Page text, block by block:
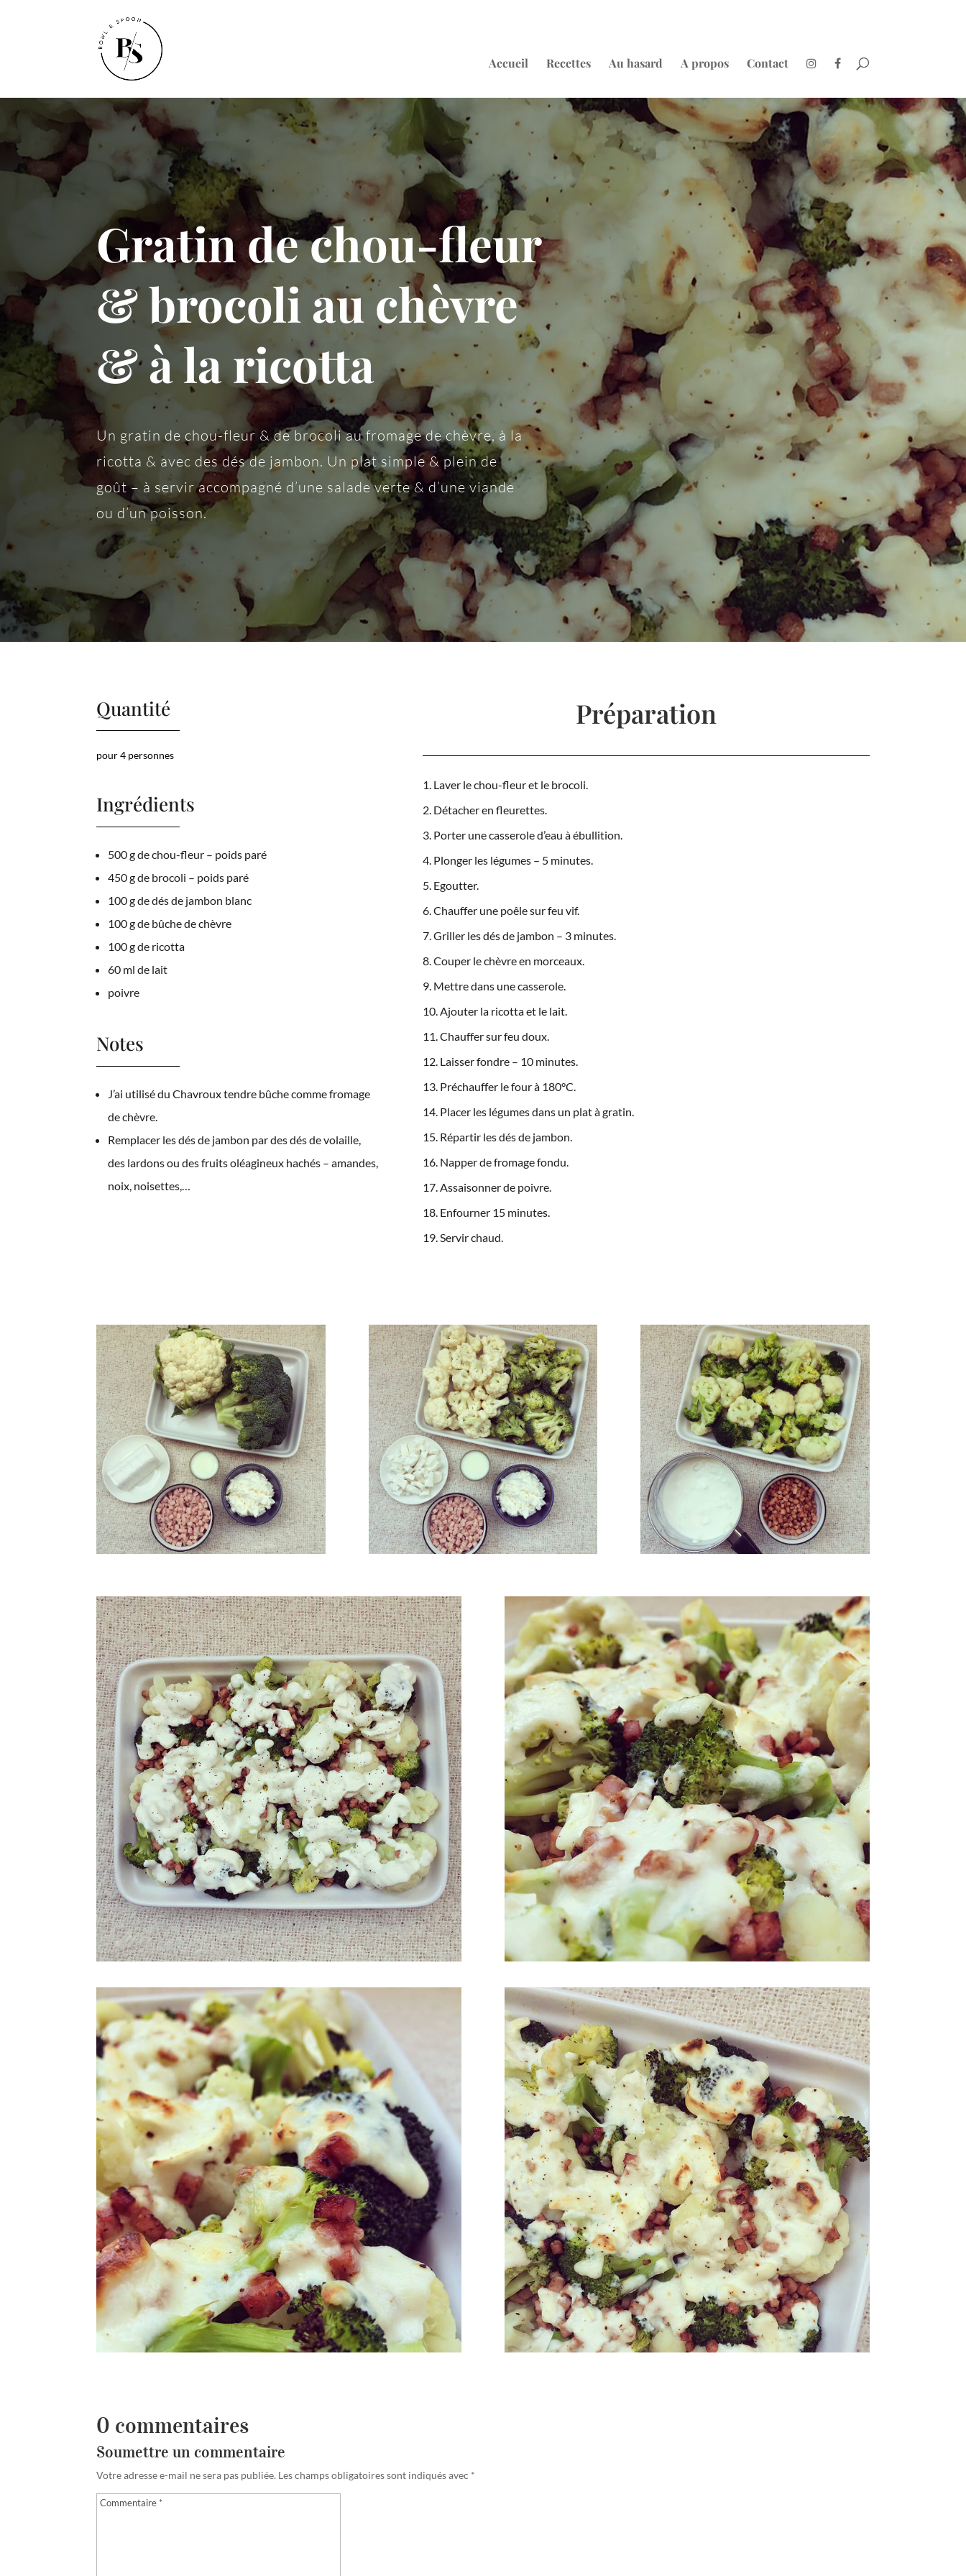
Accueil Recettes Au hasard A propos Contact
Gratin de chou-fleur
& brocoli au chèvre
& à la ricotta
Un gratin de chou-fleur & de brocoli au fromage de chèvre, à la
ricotta & avec des dés de jambon. Un plat simple & plein de
goût – à servir accompagné d’une salade verte & d’une viande
ou d’un poisson.
Quantité
pour 4 personnes
Ingrédients
500 g de chou-fleur – poids paré
450 g de brocoli – poids paré
100 g de dés de jambon blanc
100 g de bûche de chèvre
100 g de ricotta
60 ml de lait
poivre
Notes
J’ai utilisé du Chavroux tendre bûche comme fromage
de chèvre.
Remplacer les dés de jambon par des dés de volaille,
des lardons ou des fruits oléagineux hachés – amandes,
noix, noisettes,…
Préparation
Laver le chou-fleur et le brocoli.
Détacher en fleurettes.
Porter une casserole d’eau à ébullition.
Plonger les légumes – 5 minutes.
Egoutter.
Chauffer une poêle sur feu vif.
Griller les dés de jambon – 3 minutes.
Couper le chèvre en morceaux.
Mettre dans une casserole.
Ajouter la ricotta et le lait.
Chauffer sur feu doux.
Laisser fondre – 10 minutes.
Préchauffer le four à 180°C.
Placer les légumes dans un plat à gratin.
Répartir les dés de jambon.
Napper de fromage fondu.
Assaisonner de poivre.
Enfourner 15 minutes.
Servir chaud.
0 commentaires
Soumettre un commentaire
Votre adresse e-mail ne sera pas publiée. Les champs obligatoires sont indiqués avec *